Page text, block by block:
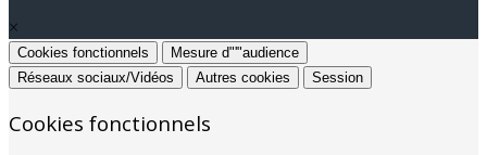
×
Cookies fonctionnels
Mesure d"'"audience
Réseaux sociaux/Vidéos
Autres cookies Session
Cookies fonctionnels